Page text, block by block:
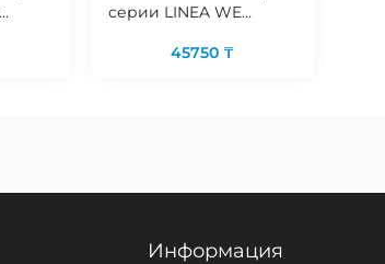
серии LINEA WE
размещения
45750 ₸
Информация